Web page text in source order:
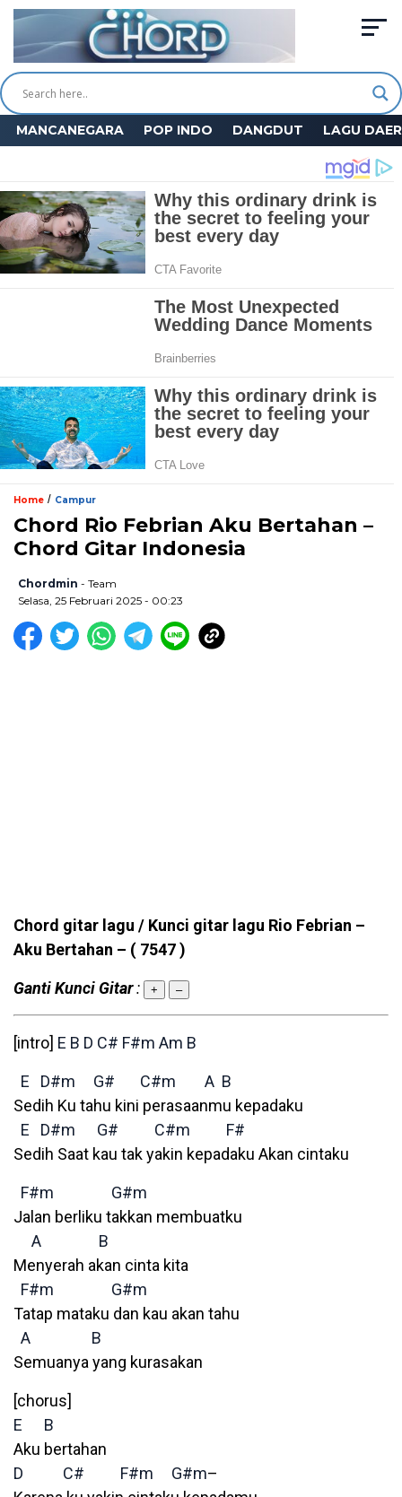
MANCANEGARA POP INDO DANGDUT LAGU
Home / Campur
Chord Rio Febrian Aku Bertahan –
Chord Gitar Indonesia
Chordmin - Team
Selasa, 25 Februari 2025 - 00:23
Chord gitar lagu / Kunci gitar lagu Rio Febrian –
Aku Bertahan – ( 7547 )
Ganti Kunci Gitar: + –
[intro] E B D C# F#m Am B
E D#m G# C#m A B
Sedih Ku tahu kini perasaanmu kepadaku
E
D#m G# C#m
F#
Sedih Saat kau tak yakin kepadaku Akan cintaku
F#m
G#m
Jalan berliku takkan membuatku
A
B
Menyerah akan cinta kita
F#m
G#m
Tatap mataku dan kau akan tahu
A
B
Semuanya yang kurasakan
[chorus]
E
B
Aku bertahan
D
C# F#m G#m–